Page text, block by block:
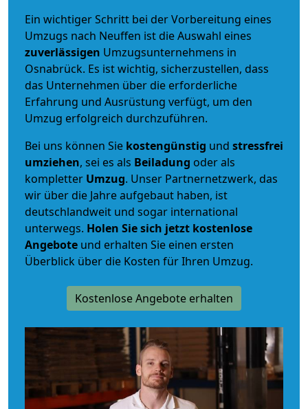
Ein wichtiger Schritt bei der Vorbereitung eines
Umzugs nach Neuffen ist die Auswahl eines
zuverlässigen Umzugsunternehmens in
Osnabrück. Es ist wichtig, sicherzustellen, dass
das Unternehmen über die erforderliche
Erfahrung und Ausrüstung verfügt, um den
Umzug erfolgreich durchzuführen.
Bei uns können Sie kostengünstig und stressfrei
umziehen, sei es als Beiladung oder als
kompletter Umzug. Unser Partnernetzwerk, das
wir über die Jahre aufgebaut haben, ist
deutschlandweit und sogar international
unterwegs. Holen Sie sich jetzt kostenlose
Angebote und erhalten Sie einen ersten
Überblick über die Kosten für Ihren Umzug.
Kostenlose Angebote erhalten